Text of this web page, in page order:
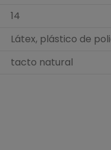
14
Látex, plástico de
tacto natural